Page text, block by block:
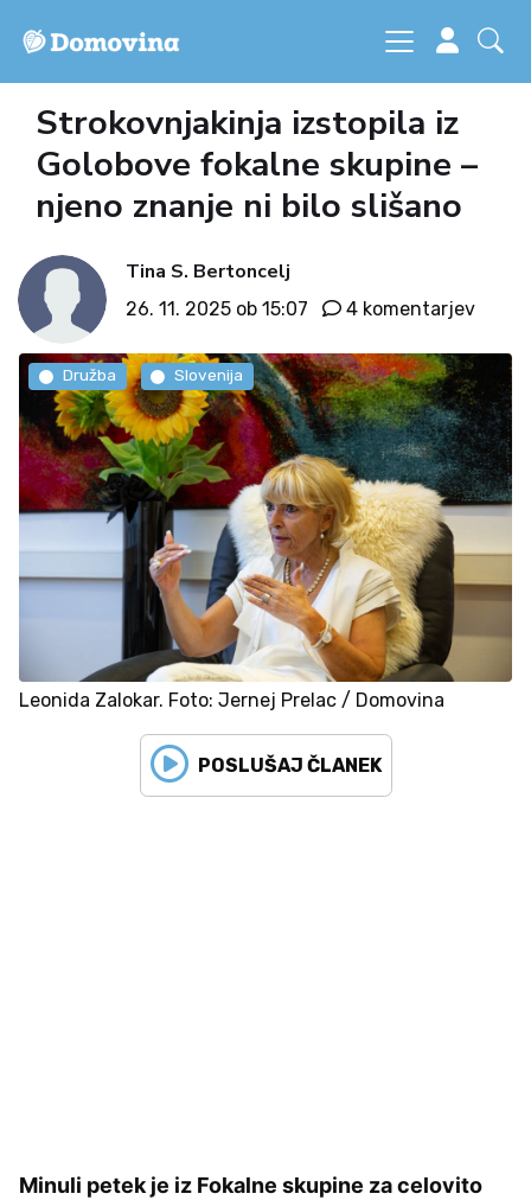
Strokovnjakinja izstopila iz
Golobove fokalne skupine –
njeno znanje ni bilo slišano
Tina S. Bertoncelj
26. 11. 2025 ob 15:07 4 komentarjev
Leonida Zalokar. Foto: Jernej Prelac / Domovina
Družba Slovenija
POSLUŠAJ ČLANEK
Minuli petek je iz Fokalne skupine za celovito